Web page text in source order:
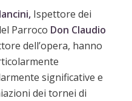
Ispettore dei
Parroco Don Claudio
dell’opera, hanno
significative e
dei tornei di